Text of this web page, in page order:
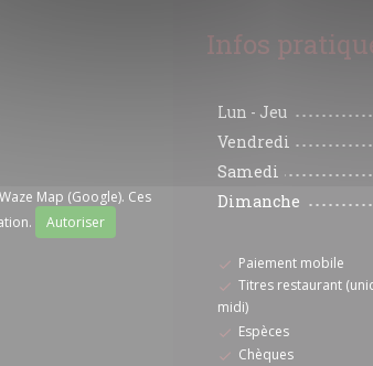
Map (Google). Ces
Autoriser
Infos
Lun - Jeu
Vendredi
Samedi
Dimanche
Paiement mobile
Titres restaurant
midi)
Espèces
Chèques